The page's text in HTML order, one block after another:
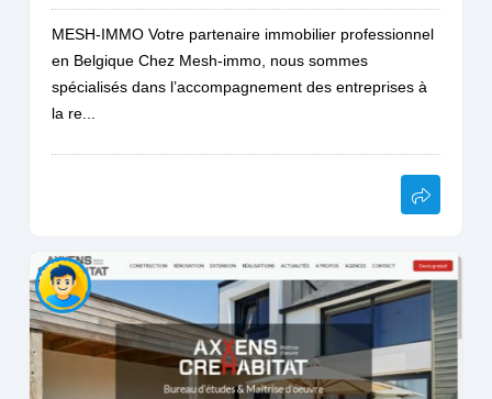
MESH-IMMO Votre partenaire immobilier professionnel
en Belgique Chez Mesh-immo, nous sommes
spécialisés dans l’accompagnement des entreprises à
la re...